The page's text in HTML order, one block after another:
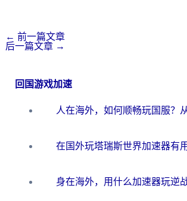
← 前一篇文章
后一篇文章 →
回国游戏加速